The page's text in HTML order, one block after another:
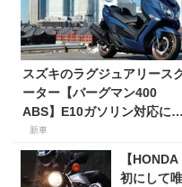
スズキのラグジュアリース
ーター【バーグマン400
ABS】E10ガソリン対応に仕
様変更して発売。価格は据え
置きの98万100円！
新車
【
初にして